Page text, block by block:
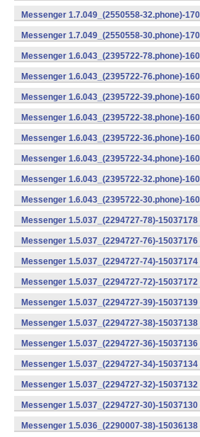
v7a) (Android)
Messenger 1.7.049_(2550558-32.phone)-
v7a) (Android)
Messenger 1.7.049_(2550558-30.phone)-
v7a) (Android)
Messenger 1.6.043_(2395722-78.phone)-
Messenger 1.6.043_(2395722-76.phone)-
Messenger 1.6.043_(2395722-39.phone)-
v7a) (Android)
Messenger 1.6.043_(2395722-38.phone)-
v7a) (Android)
Messenger 1.6.043_(2395722-36.phone)-
v7a) (Android)
Messenger 1.6.043_(2395722-34.phone)-
v7a) (Android)
Messenger 1.6.043_(2395722-32.phone)-
v7a) (Android)
Messenger 1.6.043_(2395722-30.phone)-
v7a) (Android)
Messenger 1.5.037_(2294727-78)-
Messenger 1.5.037_(2294727-76)-
Messenger 1.5.037_(2294727-74)-
Messenger 1.5.037_(2294727-72)-
Messenger 1.5.037_(2294727-39)-
Messenger 1.5.037_(2294727-38)-
Messenger 1.5.037_(2294727-36)-
Messenger 1.5.037_(2294727-34)-
Messenger 1.5.037_(2294727-32)-
v7a) (Android)
Messenger 1.5.037_(2294727-30)-
Messenger 1.5.036_(2290007-38)-